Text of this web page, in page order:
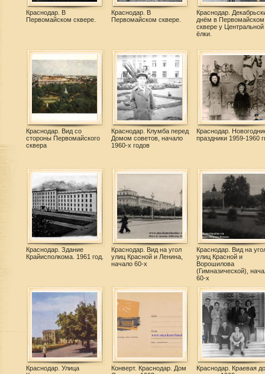
Краснодар. В
Первомайском сквере.
Краснодар. В
Первомайском сквере.
Краснодар.
днём в Первомайском
сквере у Центральной
ёлки.
Краснодар. Вид со
стороны Первомайского
сквера
Краснодар. Клумба перед
Домом советов, начало
1960-х годов
Краснодар.
праздники 1959-1960
Краснодар. Здание
Крайисполкома. 1961 год.
Краснодар. Вид на угол
улиц Красной и Ленина,
начало 60-х
Краснодар. Вид на
улиц Красной и
Ворошилова
(Гимназической),
60-х
Краснодар. Улица
Конверт. Краснодар. Дом
Краснодар. Краевая